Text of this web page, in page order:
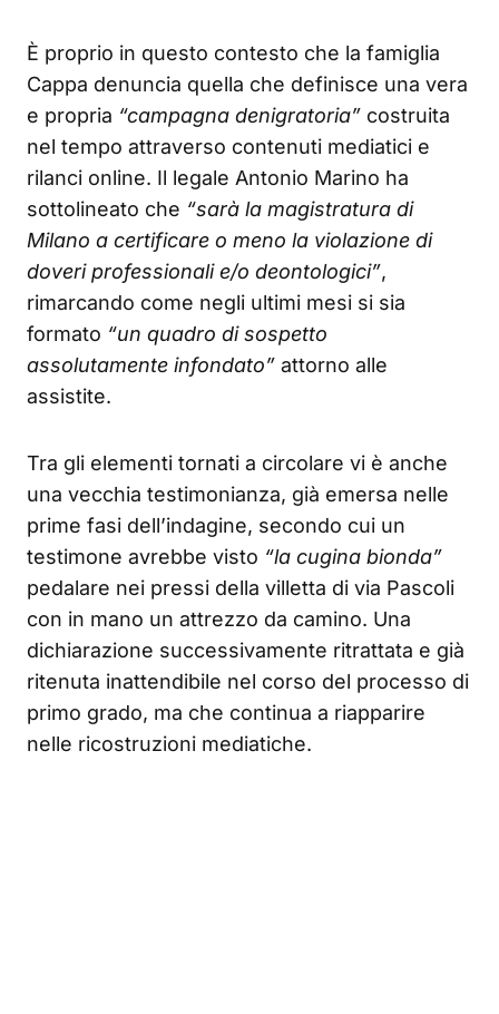
È proprio in questo contesto che la famiglia
Cappa denuncia quella che definisce una vera
e propria “campagna denigratoria” costruita
nel tempo attraverso contenuti mediatici e
rilanci online. Il legale Antonio Marino ha
sottolineato che “sarà la magistratura di
Milano a certificare o meno la violazione di
doveri professionali e/o deontologici”,
rimarcando come negli ultimi mesi si sia
formato “un quadro di sospetto
assolutamente infondato” attorno alle
assistite.
Tra gli elementi tornati a circolare vi è anche
una vecchia testimonianza, già emersa nelle
prime fasi dell’indagine, secondo cui un
testimone avrebbe visto “la cugina bionda”
pedalare nei pressi della villetta di via Pascoli
con in mano un attrezzo da camino. Una
dichiarazione successivamente ritrattata e già
ritenuta inattendibile nel corso del processo di
primo grado, ma che continua a riapparire
nelle ricostruzioni mediatiche.